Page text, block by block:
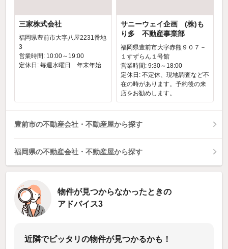
三家株式会社
福岡県豊前市大字八屋2231番地
3
営業時間: 10:00～19:00
定休日: 毎週水曜日 年末年始
サニーウェイ企画 (株)も
り多 不動産事業部
福岡県豊前市大字赤熊９０７－
１すずらん１号館
営業時間: 9:30～18:00
定休日: 不定休、現地調査など不
在の時があります。予約後の来
店をお勧めします。
豊前市の不動産会社・不動産屋から探す
福岡県の不動産会社・不動産屋から探す
物件が見つからなかったときの
アドバイス3
近隣でピッタリの物件が見つかるかも！